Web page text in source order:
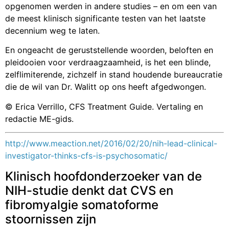
opgenomen werden in andere studies – en om een van
de meest klinisch significante testen van het laatste
decennium weg te laten.
En ongeacht de geruststellende woorden, beloften en
pleidooien voor verdraagzaamheid, is het een blinde,
zelflimiterende, zichzelf in stand houdende bureaucratie
die de wil van Dr. Walitt op ons heeft afgedwongen.
© Erica Verrillo, CFS Treatment Guide. Vertaling en
redactie ME-gids.
http://www.meaction.net/2016/02/20/nih-lead-clinical-
investigator-thinks-cfs-is-psychosomatic/
Klinisch hoofdonderzoeker van de
NIH-studie denkt dat CVS en
fibromyalgie somatoforme
stoornissen zijn